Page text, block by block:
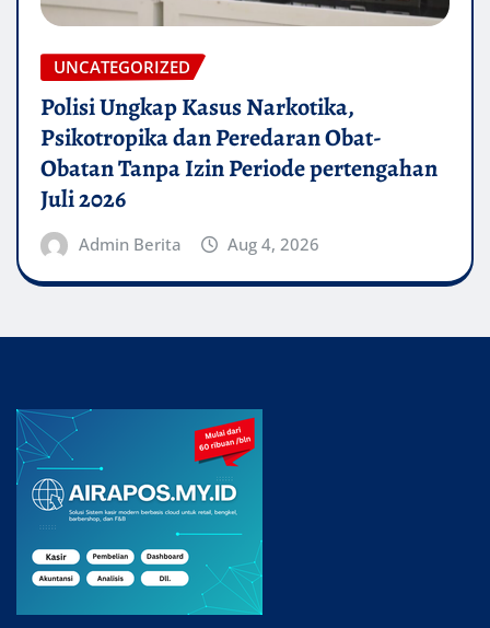
UNCATEGORIZED
Polisi Ungkap Kasus Narkotika,
Psikotropika dan Peredaran Obat-
Obatan Tanpa Izin Periode pertengahan
Juli 2026
Admin Berita Aug 4, 2026